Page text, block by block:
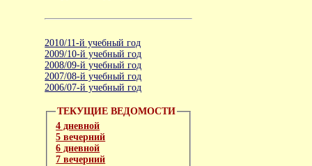
2010/11-й учебный год
2009/10-й учебный год
2008/09-й учебный год
2007/08-й учебный год
2006/07-й учебный год
ТЕКУЩИЕ ВЕДОМОСТИ
4 дневной
5 вечерний
6 дневной
7 вечерний